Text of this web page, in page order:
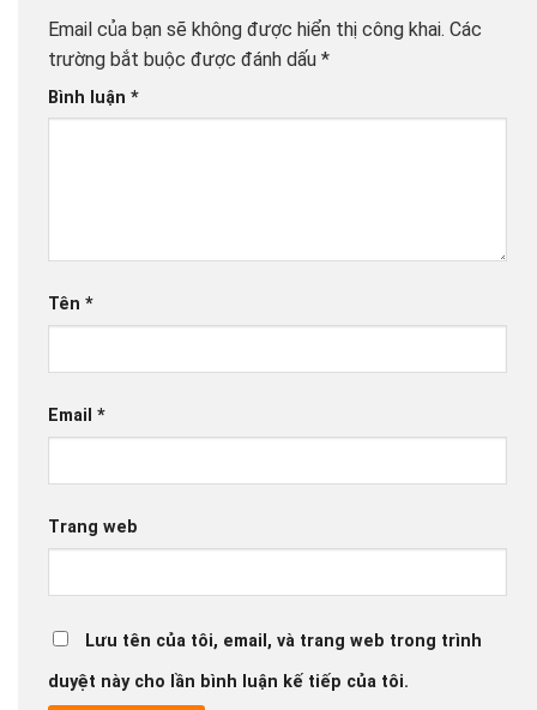
Email của bạn sẽ không được hiển thị công khai. Các
trường bắt buộc được đánh dấu *
Bình luận *
Tên *
Email *
Trang web
Lưu tên của tôi, email, và trang web trong trình
duyệt này cho lần bình luận kế tiếp của tôi.